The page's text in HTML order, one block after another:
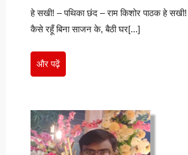
हे सखी! – पथिका छंद – राम किशोर पाठक हे
कैसे रहूँ बिना साजन के, बैठी घर[...]
और पढ़ेंऔर
पढ़ें